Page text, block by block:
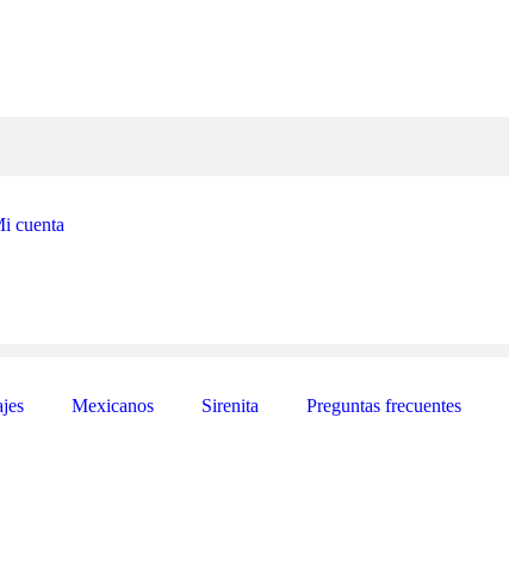
cuenta
Mexicanos Sirenita Preguntas frecuentes